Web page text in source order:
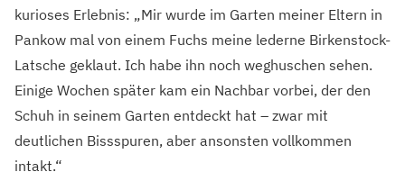
kurioses Erlebnis: „Mir wurde im Garten meiner Eltern in
Pankow mal von einem Fuchs meine lederne Birkenstock-
Latsche geklaut. Ich habe ihn noch weghuschen sehen.
Einige Wochen später kam ein Nachbar vorbei, der den
Schuh in seinem Garten entdeckt hat – zwar mit
deutlichen Bissspuren, aber ansonsten vollkommen
intakt.“